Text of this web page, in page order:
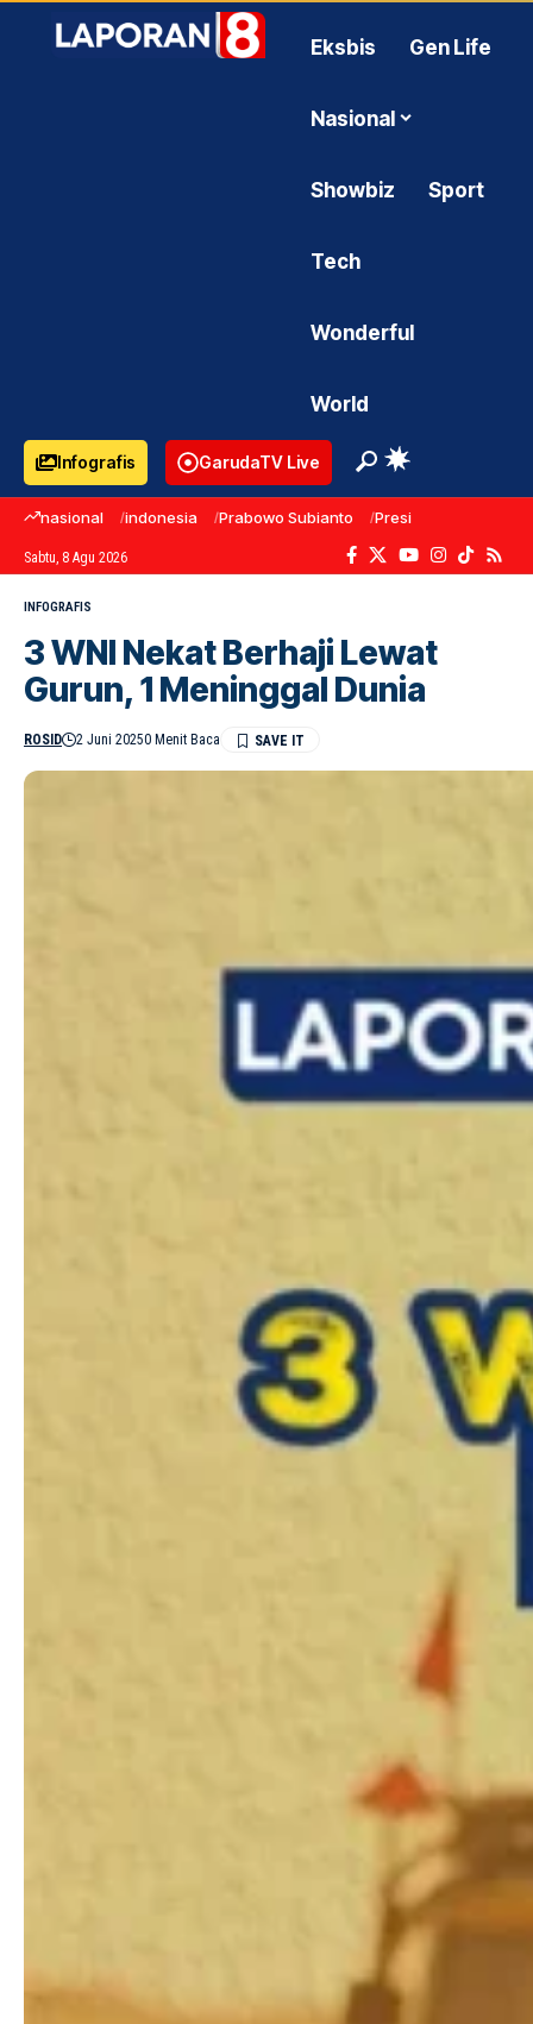
Eksbis Gen Life
Nasional
Showbiz Sport
Tech
Wonderful
World
Infografis GarudaTV Live
nasional indonesia Prabowo Subianto Presiden Prabowo
Sabtu, 8 Agu 2026
INFOGRAFIS
3 WNI Nekat Berhaji Lewat
Gurun, 1 Meninggal Dunia
ROSID 2 Juni 20250 Menit Baca